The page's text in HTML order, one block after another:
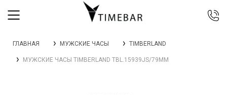
044 392 44 45
067 344 14 44 (viber)
ГЛАВНАЯ МУЖСКИЕ ЧАСЫ TIMBERLAND
МУЖСКИЕ ЧАСЫ TIMBERLAND TBL.15939JS/79MM